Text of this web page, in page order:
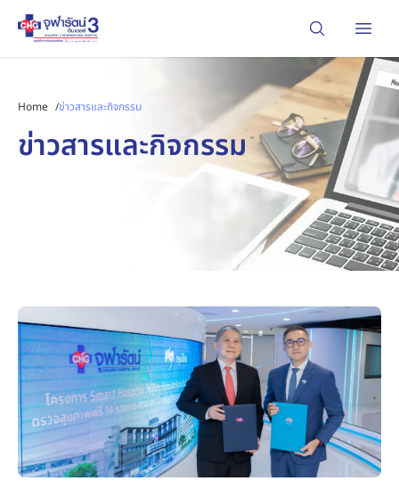
Home /ข่าวสารและกิจกรรม
ข่าวสารและกิจกรรม